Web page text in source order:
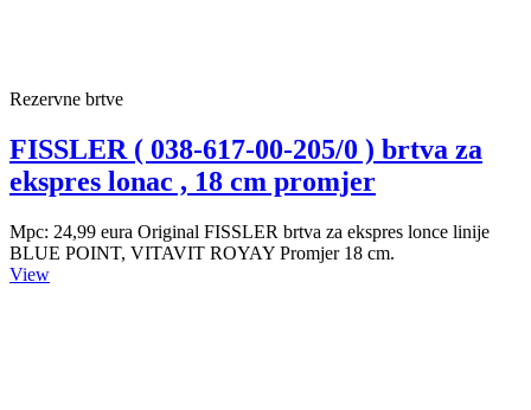
Rezervne brtve
FISSLER ( 038-617-00-205/0 ) brtva za
ekspres lonac , 18 cm promjer
Mpc: 24,99 eura Original FISSLER brtva za ekspres lonce linije
BLUE POINT, VITAVIT ROYAY Promjer 18 cm.
View